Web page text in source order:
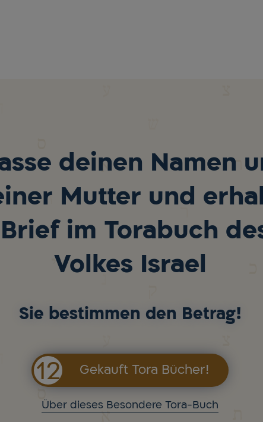
deinen Namen
Mutter und
im Torabuch
Volkes Israel
Sie bestimmen den Betrag!
12 Gekauft Tora Bücher!
Über dieses Besondere Tora-Buch